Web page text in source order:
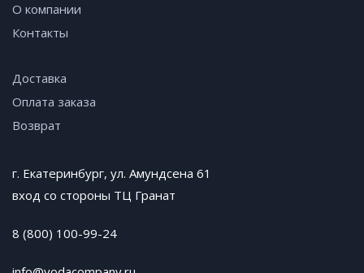
О компании
Контакты
Доставка
Оплата заказа
Возврат
г. Екатеринбург, ул. Амундсена 61
вход со стороны ТЦ Гранат
8 (800) 100-99-24